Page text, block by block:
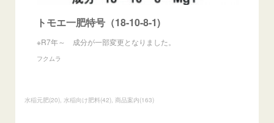
トモエ一肥特号（18-10-8-1)
※R7年～ 成分が一部変更となりました。
フクムラ
水稲元肥(20) 水稲向け肥料(42) 商品案内(163)